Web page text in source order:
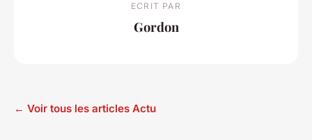
ECRIT PAR
Gordon
← Voir tous les articles Actu